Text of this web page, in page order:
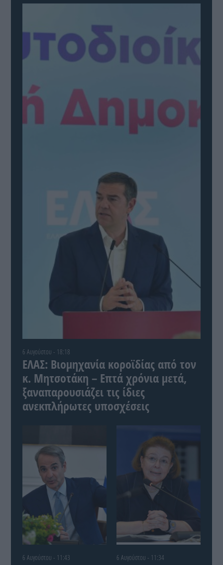
6 Αυγούστου - 18:18
ΕΛΑΣ: Βιομηχανία κοροϊδίας από τον
κ. Μητσοτάκη – Επτά χρόνια μετά,
ξαναπαρουσιάζει τις ίδιες
ανεκπλήρωτες υποσχέσεις
6 Αυγούστου - 11:43 6 Αυγούστου - 11:34